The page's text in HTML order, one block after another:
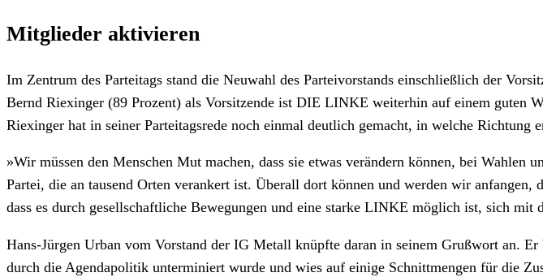
Mitglieder aktivieren
Im Zentrum des Parteitags stand die Neuwahl des Parteivorstands einschließlich der
Bernd Riexinger (89 Prozent) als Vorsitzende ist DIE LINKE weiterhin auf einem guten
Riexinger hat in seiner Parteitagsrede noch einmal deutlich gemacht, in welche Richtung
»Wir müssen den Menschen Mut machen, dass sie etwas verändern können, bei
Partei, die an tausend Orten verankert ist. Überall dort können und werden wir
dass es durch gesellschaftliche Bewegungen und eine starke LINKE möglich ist, sich mit
Hans-Jürgen Urban vom Vorstand der IG Metall knüpfte daran in seinem Grußwort an.
durch die Agendapolitik unterminiert wurde und wies auf einige Schnittmengen für die